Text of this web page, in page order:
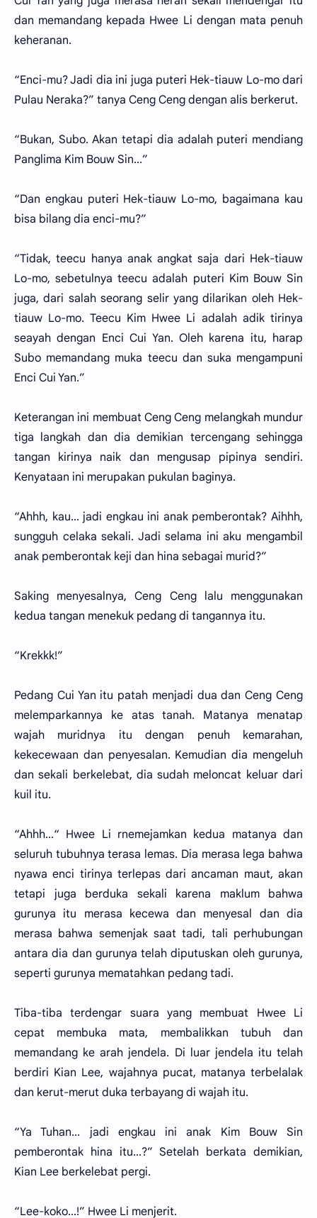
dan memandang kepada Hwee Li dengan mata penuh
keheranan.
“Enci-mu? Jadi dia ini juga puteri Hek-tiauw Lo-mo dari
Pulau Neraka?” tanya Ceng Ceng dengan alis berkerut.
“Bukan, Subo. Akan tetapi dia adalah puteri mendiang
Panglima Kim Bouw Sin...”
“Dan engkau puteri Hek-tiauw Lo-mo, bagaimana kau
bisa bilang dia enci-mu?”
“Tidak, teecu hanya anak angkat saja dari Hek-tiauw
Lo-mo, sebetulnya teecu adalah puteri Kim Bouw Sin
juga, dari salah seorang selir yang dilarikan oleh Hek-
tiauw Lo-mo. Teecu Kim Hwee Li adalah adik tirinya
seayah dengan Enci Cui Yan. Oleh karena itu, harap
Subo memandang muka teecu dan suka mengampuni
Enci Cui Yan.”
Keterangan ini membuat Ceng Ceng melangkah mundur
tiga langkah dan dia demikian tercengang sehingga
tangan kirinya naik dan mengusap pipinya sendiri.
Kenyataan ini merupakan pukulan baginya.
“Ahhh, kau... jadi engkau ini anak pemberontak? Aihhh,
sungguh celaka sekali. Jadi selama ini aku mengambil
anak pemberontak keji dan hina sebagai murid?”
Saking menyesalnya, Ceng Ceng lalu menggunakan
kedua tangan menekuk pedang di tangannya itu.
“Krekkk!”
Pedang Cui Yan itu patah menjadi dua dan Ceng Ceng
melemparkannya ke atas tanah. Matanya menatap
wajah muridnya itu dengan penuh kemarahan,
kekecewaan dan penyesalan. Kemudian dia mengeluh
dan sekali berkelebat, dia sudah meloncat keluar dari
kuil itu.
“Ahhh...“ Hwee Li rnemejamkan kedua matanya dan
seluruh tubuhnya terasa lemas. Dia merasa lega bahwa
nyawa enci tirinya terlepas dari ancaman maut, akan
tetapi juga berduka sekali karena maklum bahwa
gurunya itu merasa kecewa dan menyesal dan dia
merasa bahwa semenjak saat tadi, tali perhubungan
antara dia dan gurunya telah diputuskan oleh gurunya,
seperti gurunya mematahkan pedang tadi.
Tiba-tiba terdengar suara yang membuat Hwee Li
cepat membuka mata, membalikkan tubuh dan
memandang ke arah jendela. Di luar jendela itu telah
berdiri Kian Lee, wajahnya pucat, matanya terbelalak
dan kerut-merut duka terbayang di wajah itu.
“Ya Tuhan... jadi engkau ini anak Kim Bouw Sin
pemberontak hina itu...?” Setelah berkata demikian,
Kian Lee berkelebat pergi.
“Lee-koko...!” Hwee Li menjerit.